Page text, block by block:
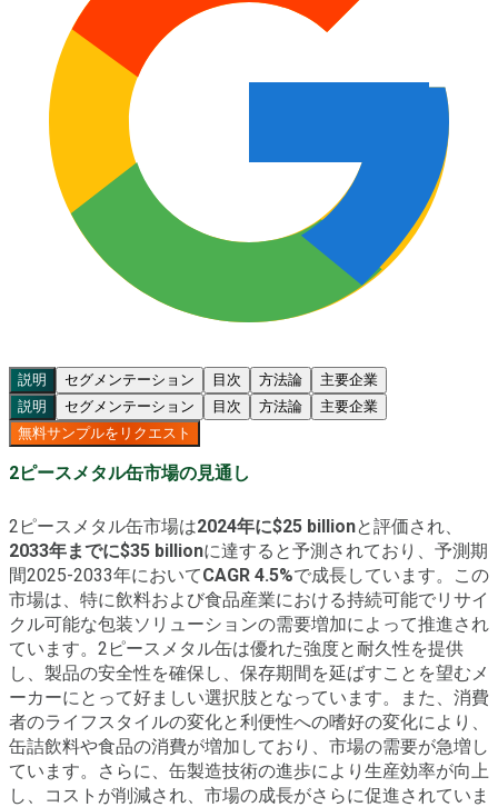
説明 セグメンテーション 目次 方法論
主要企業
説明
セグメンテーション 目次 方法論
主要企業
無料サンプルをリクエスト
2ピースメタル缶市場の見通し
2ピースメタル缶市場は2024年に$25 billionと評価され、
2033年までに$35 billionに達すると予測されており、予測期
間2025-2033年においてCAGR 4.5%で成長しています。この
市場は、特に飲料および食品産業における持続可能でリサイ
クル可能な包装ソリューションの需要増加によって推進され
ています。2ピースメタル缶は優れた強度と耐久性を提供
し、製品の安全性を確保し、保存期間を延ばすことを望むメ
ーカーにとって好ましい選択肢となっています。また、消費
者のライフスタイルの変化と利便性への嗜好の変化により、
缶詰飲料や食品の消費が増加しており、市場の需要が急増し
ています。さらに、缶製造技術の進歩により生産効率が向上
し、コストが削減され、市場の成長がさらに促進されていま